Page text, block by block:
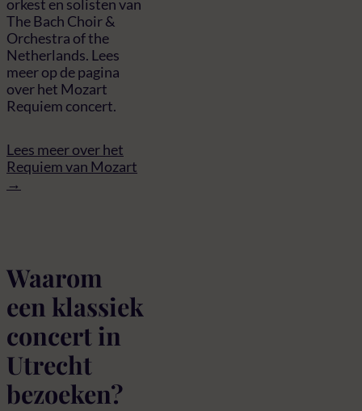
orkest en solisten van
The Bach Choir &
Orchestra of the
Netherlands. Lees
meer op de pagina
over het Mozart
Requiem concert.
Lees meer over het
Requiem van Mozart
→
Waarom
een klassiek
concert in
Utrecht
bezoeken?